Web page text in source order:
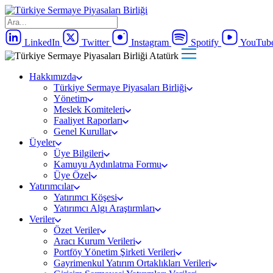
LinkedIn Twitter Instagram Spotify
Hakkımızda
Türkiye Sermaye Piyasaları Birliği
Yönetim
Meslek Komiteleri
Faaliyet Raporları
Genel Kurullar
Üyeler
Üye Bilgileri
Kamuyu Aydınlatma Formu
Üye Özel
Yatırımcılar
Yatırımcı Köşesi
Yatırımcı Algı Araştırmları
Veriler
Özet Veriler
Aracı Kurum Verileri
Portföy Yönetim Şirketi Verileri
Gayrimenkul Yatırım Ortaklıkları Verileri